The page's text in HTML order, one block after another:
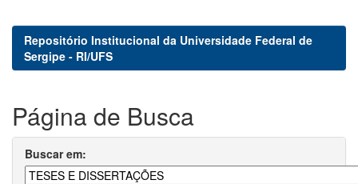
Repositório Institucional da Universidade Federal de
Sergipe - RI/UFS
Página de Busca
Buscar em: